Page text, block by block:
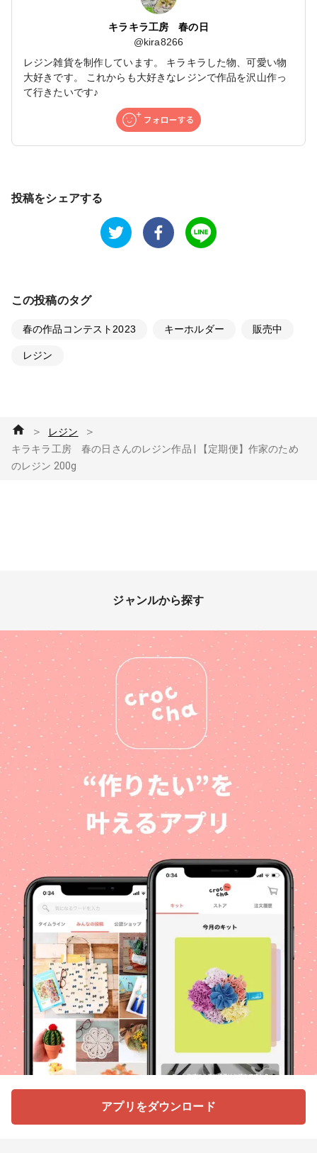
キラキラ工房 春の日
@kira8266
レジン雑貨を制作しています。 キラキラした物、可愛い物
大好きです。 これからも大好きなレジンで作品を沢山作っ
て行きたいです♪
投稿をシェアする
この投稿のタグ
春の作品コンテスト2023 キーホルダー 販売中
レジン
＞ レジン ＞
キラキラ工房 春の日さんのレジン作品 | 【定期便】作家のため
のレジン 200g
ジャンルから探す
アプリをダウンロード